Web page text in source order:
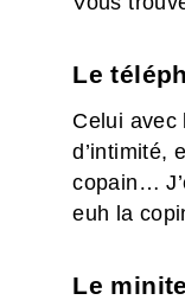
Le
Celui avec
d’intimité,
copain…
euh la
Le